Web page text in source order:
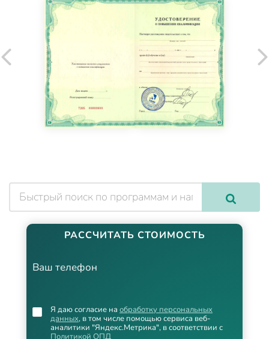
РАССЧИТАТЬ СТОИМОСТЬ
Ваш телефон
Я даю согласие на обработку персональных
данных, в том числе помощью сервиса веб-
аналитики "Яндекс.Метрика", в соответствии с
Политикой ОПД